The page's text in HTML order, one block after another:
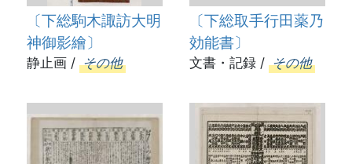
〔下総駒木諏訪大明
神御影繪〕
静止画 / その他
〔下総取手行田薬乃
効能書〕
文書・記録 / その他